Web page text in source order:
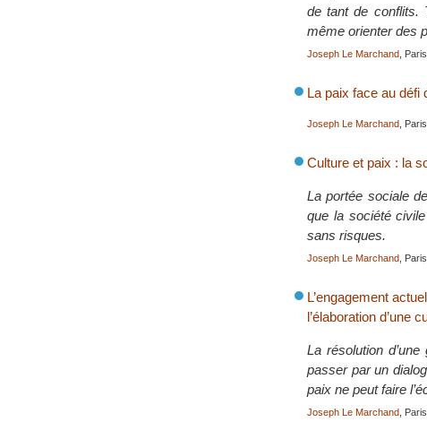
de tant de conflits.
même orienter des
Joseph Le Marchand ,
La paix face au défi
Joseph Le Marchand ,
Culture et paix : la
La portée sociale
que la société
sans risques.
Joseph Le Marchand ,
L’engagement
l’élaboration d’une
La résolution
passer par un
paix ne peut faire
Joseph Le Marchand ,